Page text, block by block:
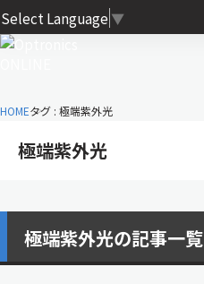
Select Language ▼
HOMEタグ : 極端紫外光
極端紫外光
極端紫外光の記事一覧